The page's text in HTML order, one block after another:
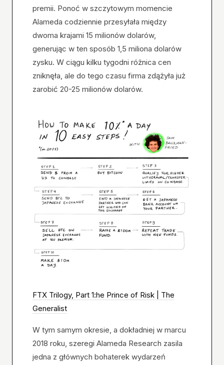
premii. Ponoć w szczytowym momencie
Alameda codziennie przesyłała między
dwoma krajami 15 milionów dolarów,
generując w ten sposób 1,5 miliona dolarów
zysku. W ciągu kilku tygodni różnica cen
zniknęła, ale do tego czasu firma zdążyła już
zarobić 20-25 milionów dolarów.
FTX Trilogy, Part 1:he Prince of Risk | The
Generalist
W tym samym okresie, a dokładniej w marcu
2018 roku, szeregi Alameda Research zasila
jedna z głównych bohaterek wydarzeń